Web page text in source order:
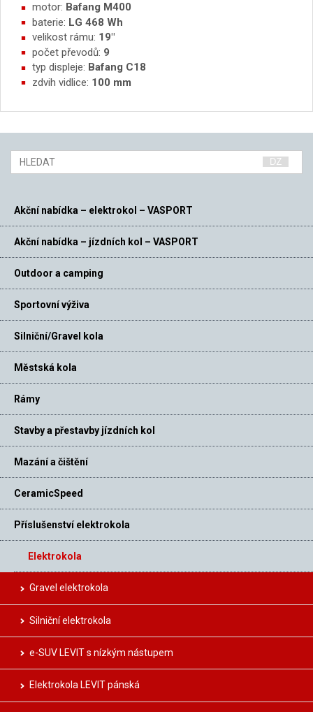
motor: Bafang M400
baterie: LG 468 Wh
velikost rámu: 19″
počet převodů: 9
typ displeje: Bafang C18
zdvih vidlice: 100 mm
Akční nabídka – elektrokol – VASPORT
Akční nabídka – jízdních kol – VASPORT
Outdoor a camping
Sportovní výživa
Silniční/Gravel kola
Městská kola
Rámy
Stavby a přestavby jízdních kol
Mazání a čištění
CeramicSpeed
Příslušenství elektrokola
Elektrokola
Gravel elektrokola
Silniční elektrokola
e-SUV LEVIT s nízkým nástupem
Elektrokola LEVIT pánská